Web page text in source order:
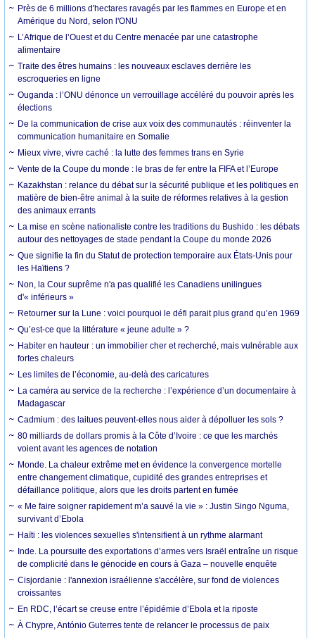
Près de 6 millions d'hectares ravagés par les flammes en Europe et en
Amérique du Nord, selon l'ONU
L’Afrique de l’Ouest et du Centre menacée par une catastrophe
alimentaire
Traite des êtres humains : les nouveaux esclaves derrière les
escroqueries en ligne
Ouganda : l’ONU dénonce un verrouillage accéléré du pouvoir après les
élections
De la communication de crise aux voix des communautés : réinventer la
communication humanitaire en Somalie
Mieux vivre, vivre caché : la lutte des femmes trans en Syrie
Vente de la Coupe du monde : le bras de fer entre la FIFA et l’Europe
Kazakhstan : relance du débat sur la sécurité publique et les politiques en
matière de bien-être animal à la suite de réformes relatives à la gestion
des animaux errants
La mise en scène nationaliste contre les traditions du Bushido : les débats
autour des nettoyages de stade pendant la Coupe du monde 2026
Que signifie la fin du Statut de protection temporaire aux États-Unis pour
les Haïtiens ?
Non, la Cour suprême n'a pas qualifié les Canadiens unilingues
d'« inférieurs »
Retourner sur la Lune : voici pourquoi le défi parait plus grand qu’en 1969
Qu’est-ce que la littérature « jeune adulte » ?
Habiter en hauteur : un immobilier cher et recherché, mais vulnérable aux
fortes chaleurs
Les limites de l’économie, au-delà des caricatures
La caméra au service de la recherche : l’expérience d’un documentaire à
Madagascar
Cadmium : des laitues peuvent-elles nous aider à dépolluer les sols ?
80 milliards de dollars promis à la Côte d’Ivoire : ce que les marchés
voient avant les agences de notation
Monde. La chaleur extrême met en évidence la convergence mortelle
entre changement climatique, cupidité des grandes entreprises et
défaillance politique, alors que les droits partent en fumée
« Me faire soigner rapidement m’a sauvé la vie » : Justin Singo Nguma,
survivant d’Ebola
Haïti : les violences sexuelles s'intensifient à un rythme alarmant
Inde. La poursuite des exportations d’armes vers Israël entraîne un risque
de complicité dans le génocide en cours à Gaza – nouvelle enquête
Cisjordanie : l'annexion israélienne s'accélère, sur fond de violences
croissantes
En RDC, l’écart se creuse entre l’épidémie d’Ebola et la riposte
À Chypre, António Guterres tente de relancer le processus de paix